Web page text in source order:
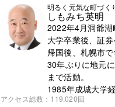
明るく元気な町づ
しもみち英明
2022年4月洞爺湖
大学卒業後、証
帰国後、札幌市
30年ぶりに地元
まで活動。
1985年成城大学
アクセス総数 119,020回